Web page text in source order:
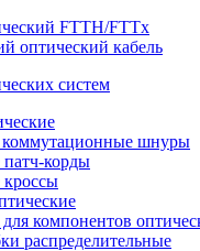
FTTH/FTTx
оптический кабель
систем
шнуры
корды
компонентов
распределительные